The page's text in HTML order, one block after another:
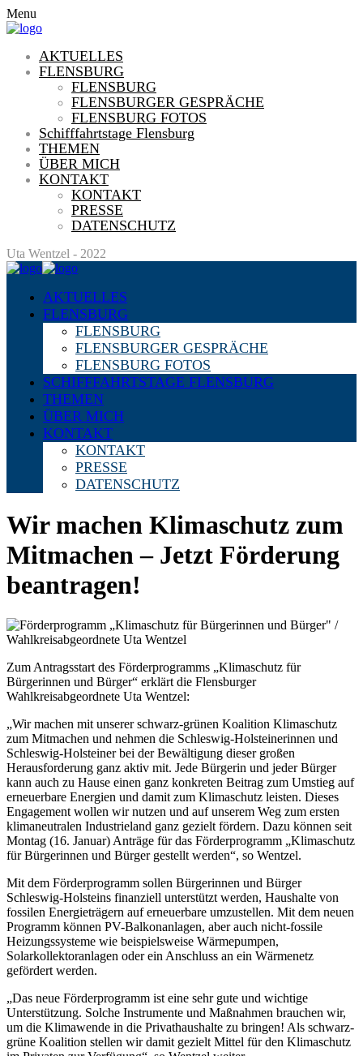
Menu
AKTUELLES
FLENSBURG
FLENSBURG
FLENSBURGER GESPRÄCHE
FLENSBURG FOTOS
Schifffahrtstage Flensburg
THEMEN
ÜBER MICH
KONTAKT
KONTAKT
PRESSE
DATENSCHUTZ
Uta Wentzel - 2022
AKTUELLES
FLENSBURG
FLENSBURG
FLENSBURGER GESPRÄCHE
FLENSBURG FOTOS
SCHIFFFAHRTSTAGE FLENSBURG
THEMEN
ÜBER MICH
KONTAKT
KONTAKT
PRESSE
DATENSCHUTZ
Wir machen Klimaschutz zum
Mitmachen – Jetzt Förderung
beantragen!
Zum Antragsstart des Förderprogramms „Klimaschutz für
Bürgerinnen und Bürger“ erklärt die Flensburger
Wahlkreisabgeordnete Uta Wentzel:
„Wir machen mit unserer schwarz-grünen Koalition Klimaschutz
zum Mitmachen und nehmen die Schleswig-Holsteinerinnen und
Schleswig-Holsteiner bei der Bewältigung dieser großen
Herausforderung ganz aktiv mit. Jede Bürgerin und jeder Bürger
kann auch zu Hause einen ganz konkreten Beitrag zum Umstieg auf
erneuerbare Energien und damit zum Klimaschutz leisten. Dieses
Engagement wollen wir nutzen und auf unserem Weg zum ersten
klimaneutralen Industrieland ganz gezielt fördern. Dazu können seit
Montag (16. Januar) Anträge für das Förderprogramm „Klimaschutz
für Bürgerinnen und Bürger gestellt werden“, so Wentzel.
Mit dem Förderprogramm sollen Bürgerinnen und Bürger
Schleswig-Holsteins finanziell unterstützt werden, Haushalte von
fossilen Energieträgern auf erneuerbare umzustellen. Mit dem neuen
Programm können PV-Balkonanlagen, aber auch nicht-fossile
Heizungssysteme wie beispielsweise Wärmepumpen,
Solarkollektoranlagen oder ein Anschluss an ein Wärmenetz
gefördert werden.
„Das neue Förderprogramm ist eine sehr gute und wichtige
Unterstützung. Solche Instrumente und Maßnahmen brauchen wir,
um die Klimawende in die Privathaushalte zu bringen! Als schwarz-
grüne Koalition stellen wir damit gezielt Mittel für den Klimaschutz